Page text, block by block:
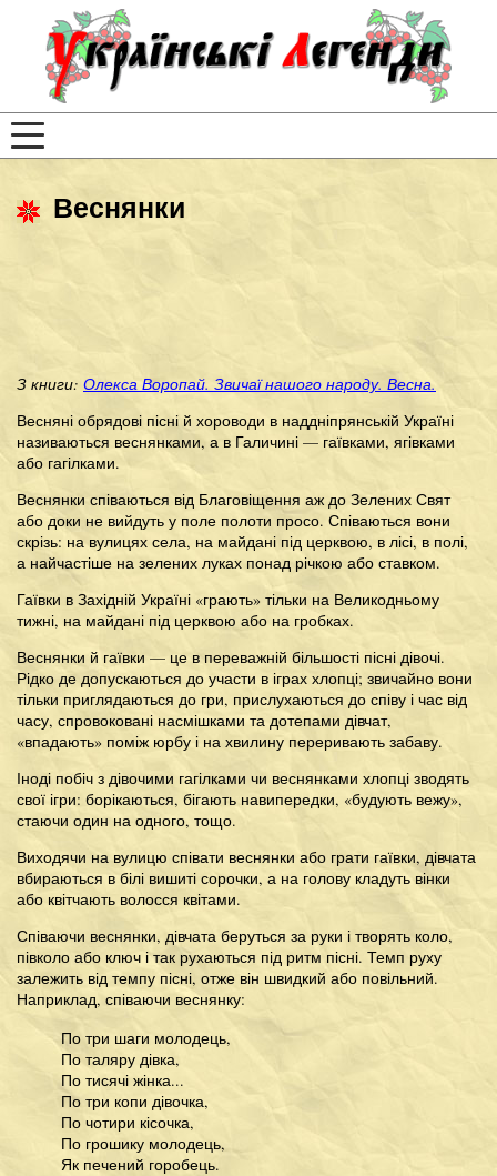
Веснянки
З книги: Олекса Воропай. Звичаї нашого народу. Весна.
Весняні обрядові пісні й хороводи в наддніпрянській Україні
називаються веснянками, а в Галичині — гаївками, ягівками
або гагілками.
Веснянки співаються від Благовіщення аж до Зелених Свят
або доки не вийдуть у поле полоти просо. Співаються вони
скрізь: на вулицях села, на майдані під церквою, в лісі, в полі,
а найчастіше на зелених луках понад річкою або ставком.
Гаївки в Західній Україні «грають» тільки на Великодньому
тижні, на майдані під церквою або на гробках.
Веснянки й гаївки — це в переважній більшості пісні дівочі.
Рідко де допускаються до участи в іграх хлопці; звичайно вони
тільки приглядаються до гри, прислухаються до співу і час від
часу, спровоковані насмішками та дотепами дівчат,
«впадають» поміж юрбу і на хвилину переривають забаву.
Іноді побіч з дівочими гагілками чи веснянками хлопці зводять
свої ігри: борікаються, бігають навипередки, «будують вежу»,
стаючи один на одного, тощо.
Виходячи на вулицю співати веснянки або грати гаївки, дівчата
вбираються в білі вишиті сорочки, а на голову кладуть вінки
або квітчають волосся квітами.
Співаючи веснянки, дівчата беруться за руки і творять коло,
півколо або ключ і так рухаються під ритм пісні. Темп руху
залежить від темпу пісні, отже він швидкий або повільний.
Наприклад, співаючи веснянку:
По три шаги молодець,
По таляру дівка,
По тисячі жінка...
По три копи дівочка,
По чотири кісочка,
По грошику молодець,
Як печений горобець.